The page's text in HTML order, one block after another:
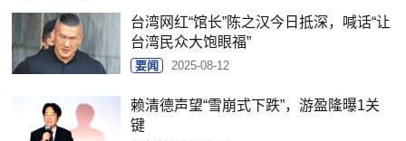
台湾网红“馆长”陈之汉今日抵深，喊话“让
台湾民众大饱眼福”
要闻 2025-08-12
赖清德声望“雪崩式下跌”，游盈隆曝1关
键